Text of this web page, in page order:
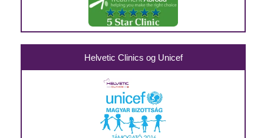
Helvetic Clinics og Unicef